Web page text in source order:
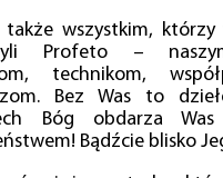
także wszystkim,
Profeto –
technikom,
Bez Was to
Bóg obdarza
Bądźcie blisko